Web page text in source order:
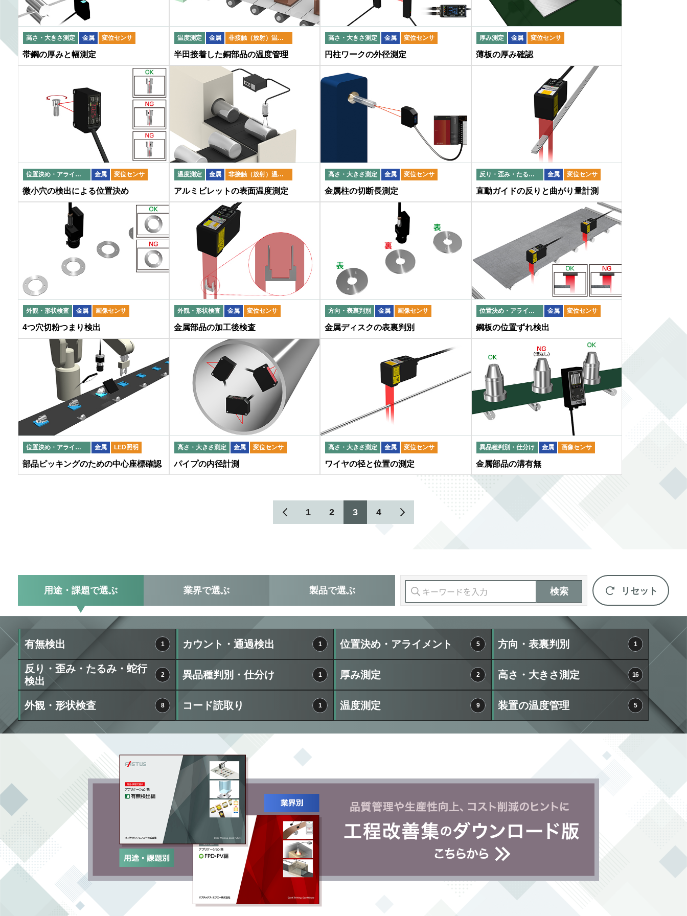
高さ・大きさ測定 金属 変位センサ
帯鋼の厚みと幅測定
温度測定 金属 非接触（放射）温度計
半田接着した銅部品の温度管理
高さ・大きさ測定 金属 変位センサ
円柱ワークの外径測定
厚み測定 金属 変位センサ
薄板の厚み確認
位置決め・アライメント 金属 変位センサ
微小穴の検出による位置決め
温度測定 金属 非接触（放射）温度計
アルミビレットの表面温度測定
高さ・大きさ測定 金属 変位センサ
金属柱の切断長測定
反り・歪み・たるみ・蛇行検出 金属 変位センサ
直動ガイドの反りと曲がり量計測
外観・形状検査 金属 画像センサ
4つ穴切粉つまり検出
外観・形状検査 金属 変位センサ
金属部品の加工後検査
方向・表裏判別 金属 画像センサ
金属ディスクの表裏判別
位置決め・アライメント 金属 変位センサ
鋼板の位置ずれ検出
位置決め・アライメント 金属 LED照明
部品ピッキングのための中心座標確認
高さ・大きさ測定 金属 変位センサ
パイプの内径計測
高さ・大きさ測定 金属 変位センサ
ワイヤの径と位置の測定
異品種判別・仕分け 金属 画像センサ
金属部品の溝有無
1 2 3 4
用途・課題で選ぶ 業界で選ぶ 製品で選ぶ 検索 リセット
有無検出 1 カウント・通過検出 1 位置決め・アライメント 5 方向・表裏判別 1
反り・歪み・たるみ・蛇行
検出
2 異品種判別・仕分け 1 厚み測定 2 高さ・大きさ測定 16
外観・形状検査 8 コード読取り 1 温度測定 9 装置の温度管理 5